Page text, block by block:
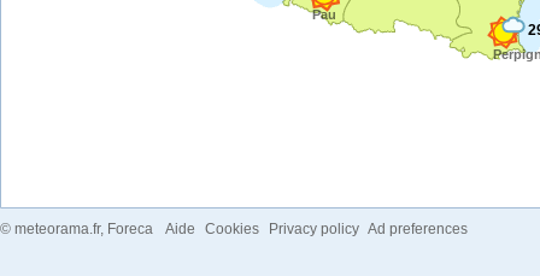
Pau
© meteorama.fr, Foreca Aide Cookies Privacy policy Ad preferences